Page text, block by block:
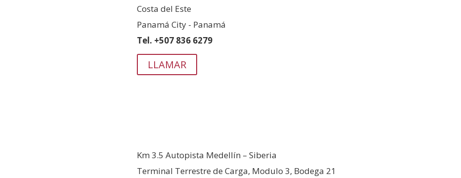
Costa del Este
Panamá City - Panamá
Tel. +507 836 6279
LLAMAR
Km 3.5 Autopista Medellín – Siberia
Terminal Terrestre de Carga, Modulo 3, Bodega 21